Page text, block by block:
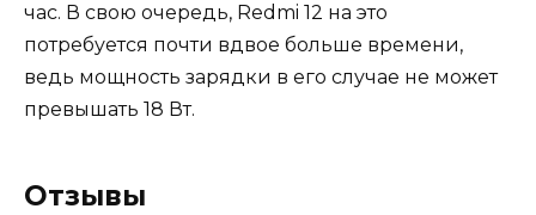
час. В свою очередь, Redmi 12 на это
потребуется почти вдвое больше времени,
ведь мощность зарядки в его случае не может
превышать 18 Вт.
Отзывы